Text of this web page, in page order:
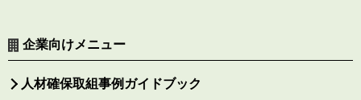
企業向けメニュー
人材確保取組事例ガイドブック